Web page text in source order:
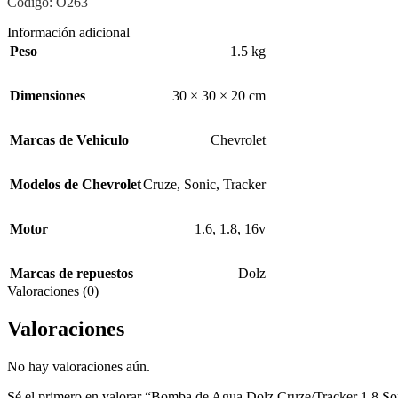
Información adicional
Peso
1.5 kg
Dimensiones 30 × 30 × 20 cm
Marcas de Vehiculo Chevrolet
Modelos de ChevroletCruze, Sonic, Tracker
Motor 1.6, 1.8, 16v
Marcas de repuestos
Dolz
Valoraciones (0)
Valoraciones
No hay valoraciones aún.